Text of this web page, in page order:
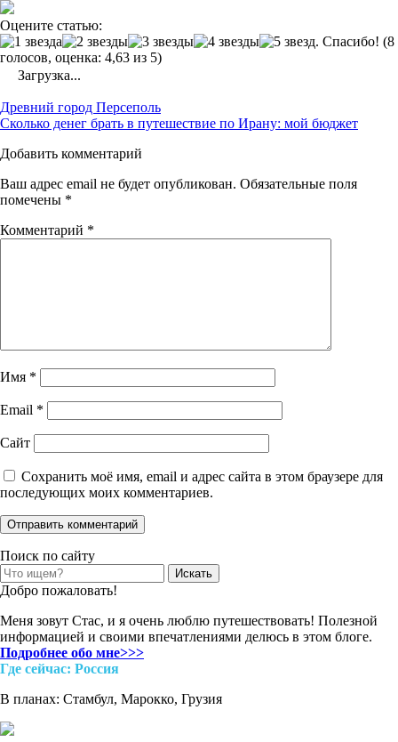
Оцените статью:
(8
голосов, оценка: 4,63 из 5)
Загрузка...
Post
navigation
Древний город Персеполь
Сколько денег брать в путешествие по Ирану: мой бюджет
Добавить комментарий
Ваш адрес email не будет опубликован. Обязательные поля
помечены *
Комментарий *
Имя *
Email *
Сайт
Сохранить моё имя, email и адрес сайта в этом браузере для
последующих моих комментариев.
Поиск по сайту
Search
for:
Добро пожаловать!
Меня зовут Стас, и я очень люблю путешествовать! Полезной
информацией и своими впечатлениями делюсь в этом блоге.
Подробнее обо мне>>>
Где cейчас: Россия
В планах: Стамбул, Марокко, Грузия